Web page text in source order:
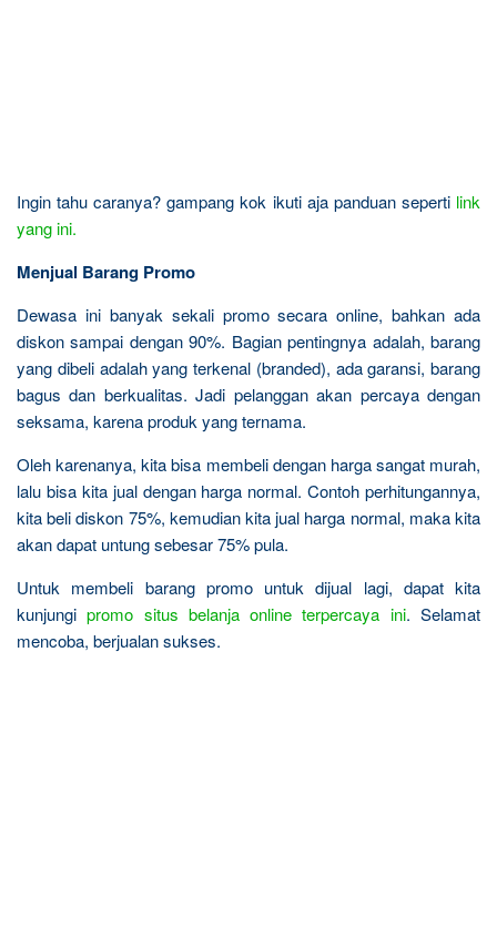
Ingin tahu caranya? gampang kok ikuti aja panduan seperti link
yang ini.
Menjual Barang Promo
Dewasa ini banyak sekali promo secara online, bahkan ada
diskon sampai dengan 90%. Bagian pentingnya adalah, barang
yang dibeli adalah yang terkenal (branded), ada garansi, barang
bagus dan berkualitas. Jadi pelanggan akan percaya dengan
seksama, karena produk yang ternama.
Oleh karenanya, kita bisa membeli dengan harga sangat murah,
lalu bisa kita jual dengan harga normal. Contoh perhitungannya,
kita beli diskon 75%, kemudian kita jual harga normal, maka kita
akan dapat untung sebesar 75% pula.
Untuk membeli barang promo untuk dijual lagi, dapat kita
kunjungipromo situs belanja online terpercaya ini. Selamat
mencoba, berjualan sukses.